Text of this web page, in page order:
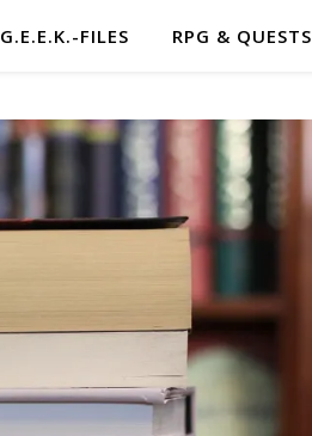
G.E.E.K.-FILES RPG & QUESTS